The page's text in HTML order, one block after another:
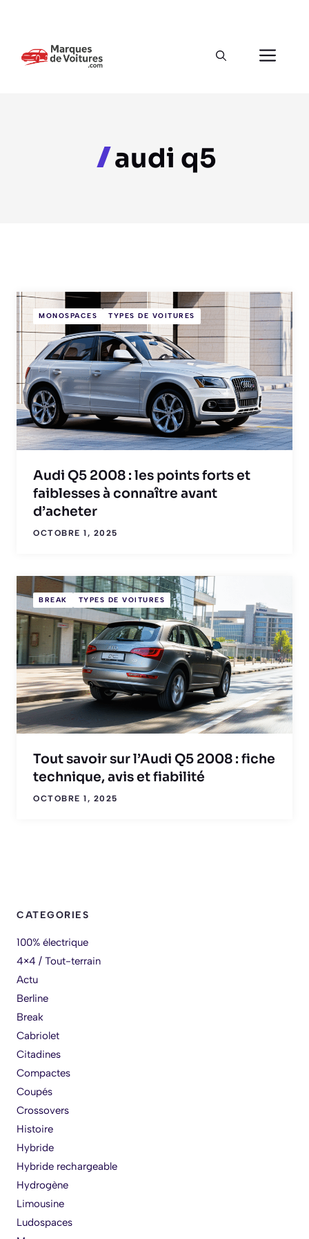
contenu
audi q5
MONOSPACES TYPES DE VOITURES
Audi Q5 2008 : les points forts et
faiblesses à connaître avant
d’acheter
OCTOBRE 1, 2025
BREAK TYPES DE VOITURES
Tout savoir sur l’Audi Q5 2008 : fiche
technique, avis et fiabilité
OCTOBRE 1, 2025
CATEGORIES
100% électrique
4×4 / Tout-terrain
Actu
Berline
Break
Cabriolet
Citadines
Compactes
Coupés
Crossovers
Histoire
Hybride
Hybride rechargeable
Hydrogène
Limousine
Ludospaces